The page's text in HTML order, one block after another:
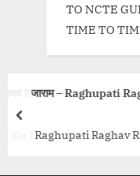
TO NCTE
TIME TO
Raja Ram Lyrics in
Ram Original Lyrics:
prev